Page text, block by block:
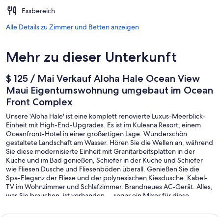
Essbereich
Alle Details zu Zimmer und Betten anzeigen
Mehr zu dieser Unterkunft
$ 125 / Mai Verkauf Aloha Hale Ocean View
Maui Eigentumswohnung umgebaut im Ocean
Front Complex
Unsere 'Aloha Hale' ist eine komplett renovierte Luxus-Meerblick-
Einheit mit High-End-Upgrades. Es ist im Kuleana Resort, einem
Oceanfront-Hotel in einer großartigen Lage. Wunderschön
gestaltete Landschaft am Wasser. Hören Sie die Wellen an, während
Sie diese modernisierte Einheit mit Granitarbeitsplatten in der
Küche und im Bad genießen, Schiefer in der Küche und Schiefer
wie Fliesen Dusche und Fliesenböden überall. Genießen Sie die
Spa-Eleganz der Fliese und der polynesischen Kiesdusche. Kabel-
TV im Wohnzimmer und Schlafzimmer. Brandneues AC-Gerät. Alles,
was Sie brauchen, ist vorhanden ... sogar ein Mixer für diese
Wohnung für Ihre Bequemlichkeit sowie ein Fön, Bügeleisen,